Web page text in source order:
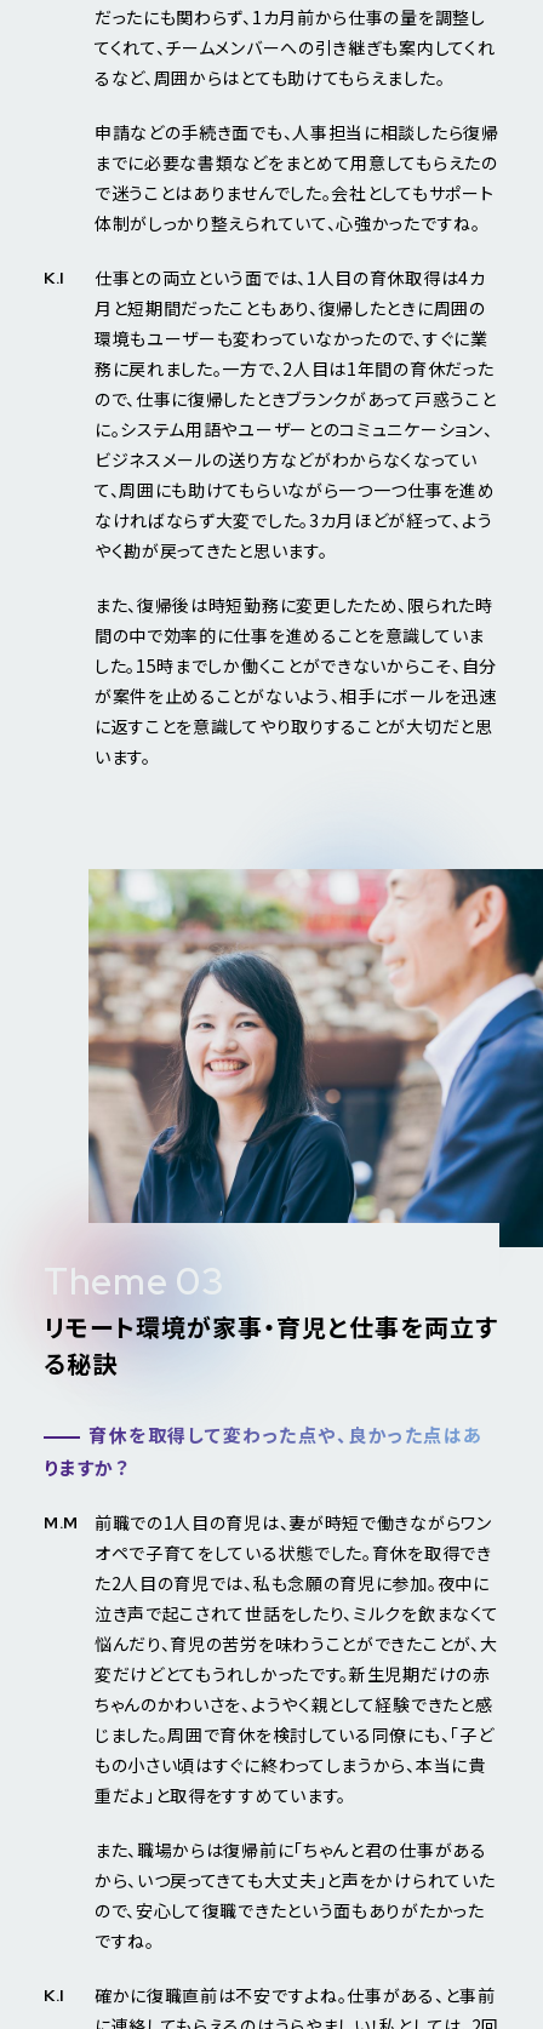
だったにも関わらず、1カ月前から仕事の量を調整し
てくれて、チームメンバーへの引き継ぎも案内してくれ
るなど、周囲からはとても助けてもらえました。
申請などの手続き面でも、人事担当に相談したら復帰
までに必要な書類などをまとめて用意してもらえたの
で迷うことはありませんでした。会社としてもサポート
体制がしっかり整えられていて、心強かったですね。
K.I
仕事との両立という面では、1人目の育休取得は4カ
月と短期間だったこともあり、復帰したときに周囲の
環境もユーザーも変わっていなかったので、すぐに業
務に戻れました。一方で、2人目は1年間の育休だった
ので、仕事に復帰したときブランクがあって戸惑うこと
に。システム用語やユーザーとのコミュニケーション、
ビジネスメールの送り方などがわからなくなってい
て、周囲にも助けてもらいながら一つ一つ仕事を進め
なければならず大変でした。3カ月ほどが経って、よう
やく勘が戻ってきたと思います。
また、復帰後は時短勤務に変更したため、限られた時
間の中で効率的に仕事を進めることを意識していま
した。15時までしか働くことができないからこそ、自分
が案件を止めることがないよう、相手にボールを迅速
に返すことを意識してやり取りすることが大切だと思
います。
Theme 03
リモート環境が家事・育児と仕事を両立す
る秘訣
育休を取得して変わった点や、良かった点はあ
りますか？
M.M
前職での1人目の育児は、妻が時短で働きながらワン
オペで子育てをしている状態でした。育休を取得でき
た2人目の育児では、私も念願の育児に参加。夜中に
泣き声で起こされて世話をしたり、ミルクを飲まなくて
悩んだり、育児の苦労を味わうことができたことが、大
変だけどとてもうれしかったです。新生児期だけの赤
ちゃんのかわいさを、ようやく親として経験できたと感
じました。周囲で育休を検討している同僚にも、「子ど
もの小さい頃はすぐに終わってしまうから、本当に貴
重だよ」と取得をすすめています。
また、職場からは復帰前に「ちゃんと君の仕事がある
から、いつ戻ってきても大丈夫」と声をかけられていた
ので、安心して復職できたという面もありがたかった
ですね。
K.I
確かに復職直前は不安ですよね。仕事がある、と事前